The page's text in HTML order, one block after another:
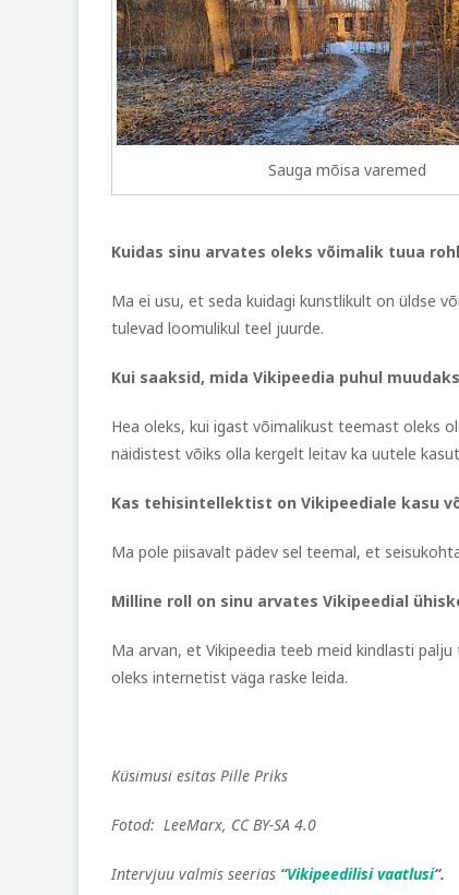
Sauga mõisa varemed
Kuidas sinu arvates oleks võimalik tuua
Ma ei usu, et seda kuidagi kunstlikult on üldse
tulevad loomulikul teel juurde.
Kui saaksid, mida Vikipeedia puhul
Hea oleks, kui igast võimalikust teemast oleks
näidistest võiks olla kergelt leitav ka uutele
Kas tehisintellektist on Vikipeediale kasu
Ma pole piisavalt pädev sel teemal, et
Milline roll on sinu arvates Vikipeedial
Ma arvan, et Vikipeedia teeb meid kindlasti
oleks internetist väga raske leida.
Küsimusi esitas Pille Priks
Fotod: LeeMarx, CC BY-SA 4.0
Intervjuu valmis seerias “Vikipeedilisi vaatlusi“.